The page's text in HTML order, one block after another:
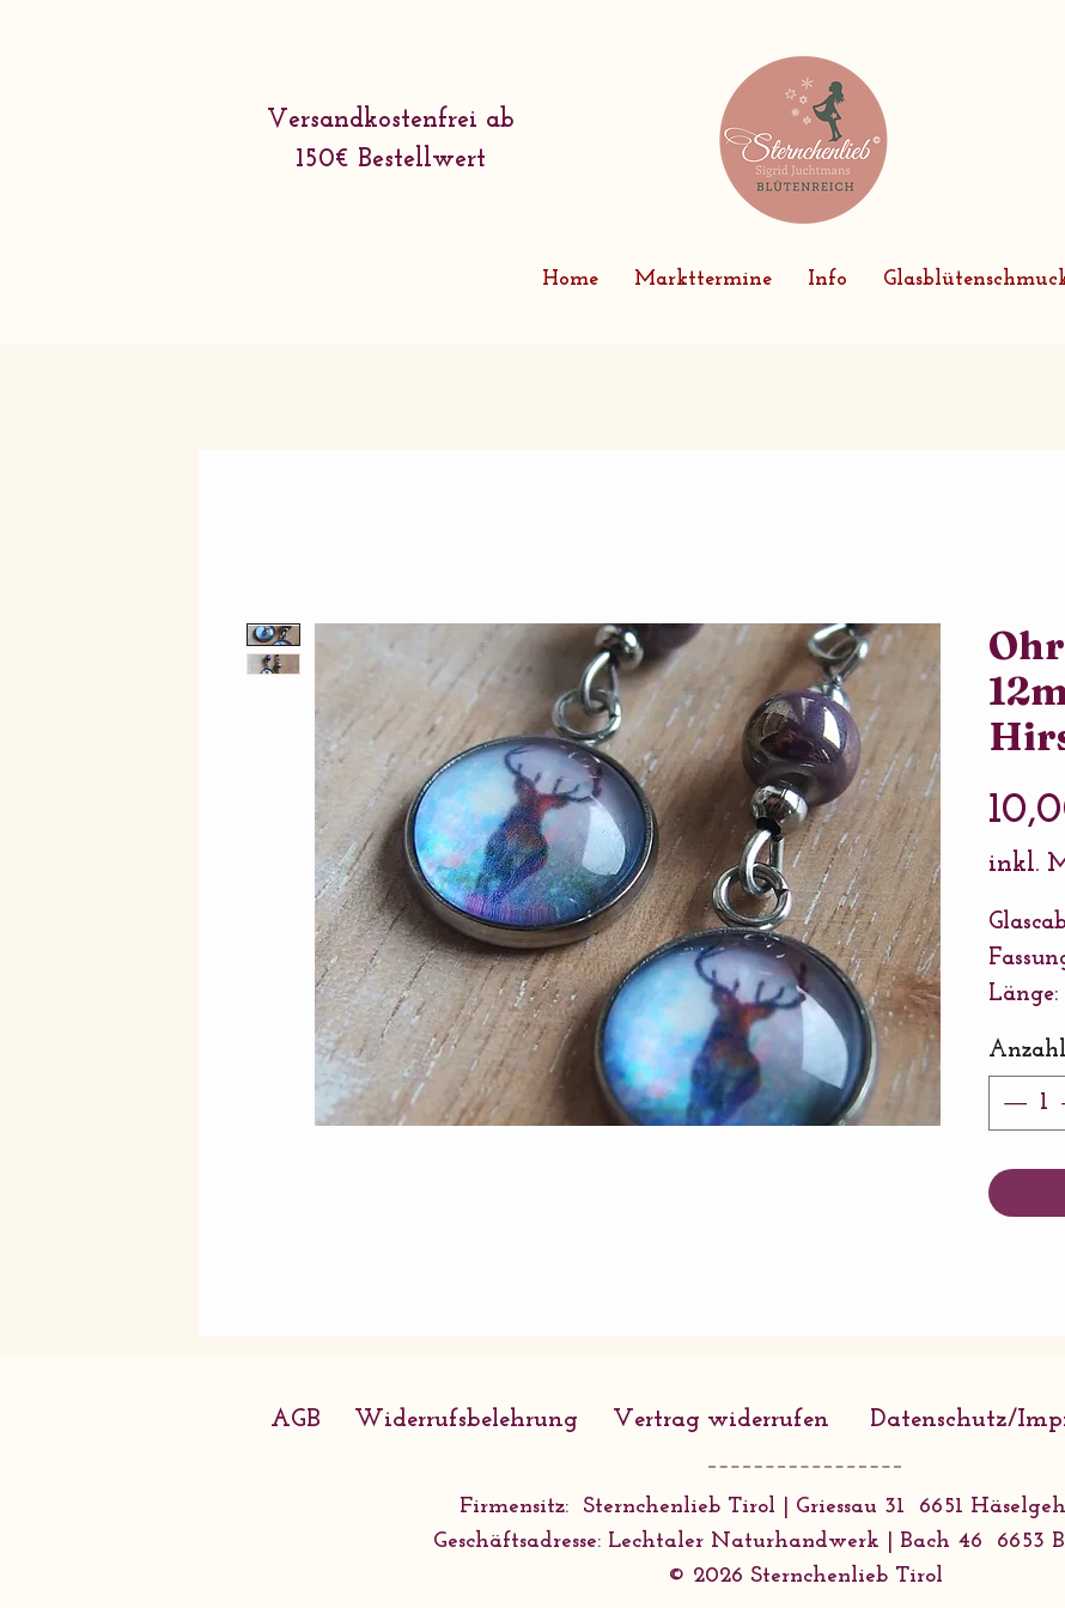
Home Markttermine Info
Versandkostenfrei ab
150€ Bestellwert
inkl.
Länge:
Anzahl
AGB Widerrufsbelehrung Vertrag widerrufen Datenschutz/
Firmensitz: Sternchenlieb Tirol | Griessau 31 6651
Geschäftsadresse: Lechtaler Naturhandwerk | Bach 46 6653
© 2026 Sternchenlieb Tirol